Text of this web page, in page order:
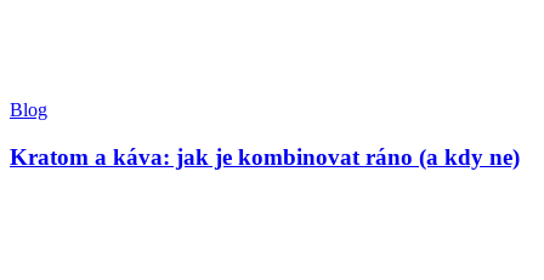
Blog
Kratom a káva: jak je kombinovat ráno (a kdy ne)